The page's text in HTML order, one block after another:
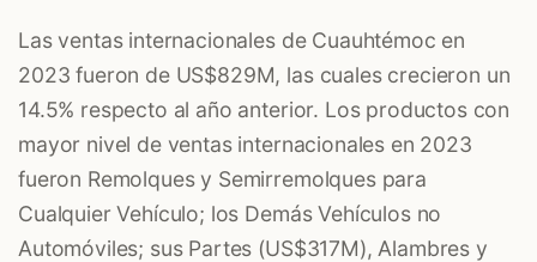
Las ventas internacionales de Cuauhtémoc en
2023 fueron de US$829M, las cuales crecieron un
14.5% respecto al año anterior. Los productos con
mayor nivel de ventas internacionales en 2023
fueron Remolques y Semirremolques para
Cualquier Vehículo; los Demás Vehículos no
Automóviles; sus Partes (US$317M), Alambres y